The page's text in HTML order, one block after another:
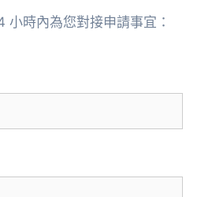
時內為您對接申請事宜：